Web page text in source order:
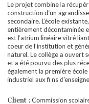
Le projet combine la
construction d’un
secondaire. L’école
entièrement décontaminée
est l’atrium linéaire vitré
coeur de l’institution et
naturel. Le collège a ouvert
et a été pourvu des plus
également la première
industriel aux fi ns
Client : Commission